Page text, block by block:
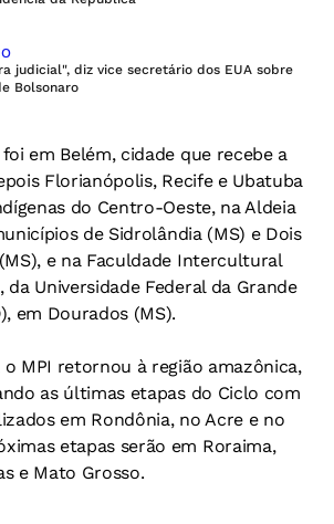
judicial", diz vice secretário dos EUA sobre
Bolsonaro
em Belém, cidade que recebe a
Florianópolis, Recife e Ubatuba
do Centro-Oeste, na Aldeia
de Sidrolândia (MS) e Dois
e na Faculdade Intercultural
da Universidade Federal da Grande
em Dourados (MS).
MPI retornou à região amazônica,
as últimas etapas do Ciclo com
em Rondônia, no Acre e no
etapas serão em Roraima,
e Mato Grosso.